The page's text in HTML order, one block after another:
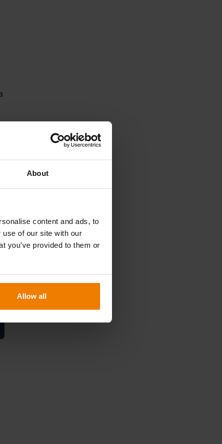
About
content and ads, to
of our site with our
you’ve provided to them or
Allow all